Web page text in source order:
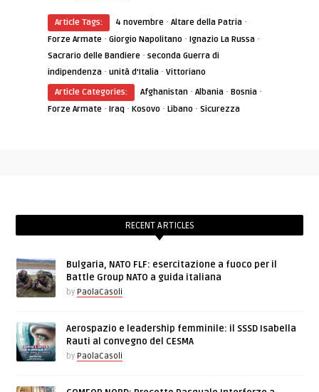
Article Tags: 4 novembre ·Altare della Patria ·
Forze Armate ·Giorgio Napolitano ·Ignazio La Russa ·
Sacrario delle Bandiere ·seconda Guerra di
indipendenza ·unità d'Italia ·Vittoriano
Article Categories:
Afghanistan ·Albania ·Bosnia ·
Forze Armate ·Iraq ·Kosovo ·Libano ·Sicurezza
RECENT ARTICLES
Bulgaria, NATO FLF: esercitazione a fuoco per il
Battle Group NATO a guida italiana
by PaolaCasoli
Aerospazio e leadership femminile: il SSSD Isabella
Rauti al convegno del CESMA
by PaolaCasoli